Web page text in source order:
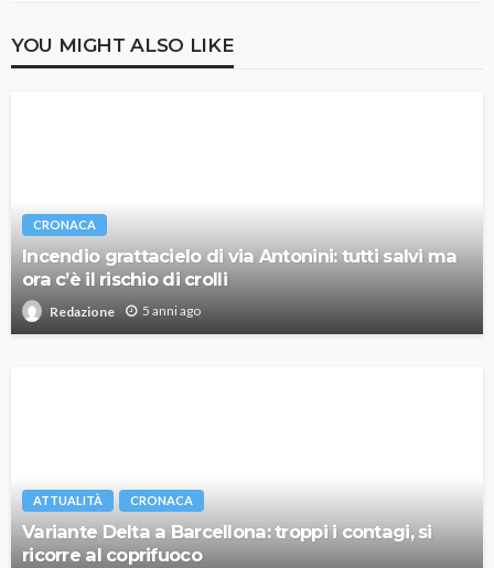
YOU MIGHT ALSO LIKE
CRONACA
Incendio grattacielo di via Antonini: tutti salvi ma
ora c’è il rischio di crolli
Redazione 5 anni ago
ATTUALITÀ CRONACA
Variante Delta a Barcellona: troppi i contagi, si
ricorre al coprifuoco